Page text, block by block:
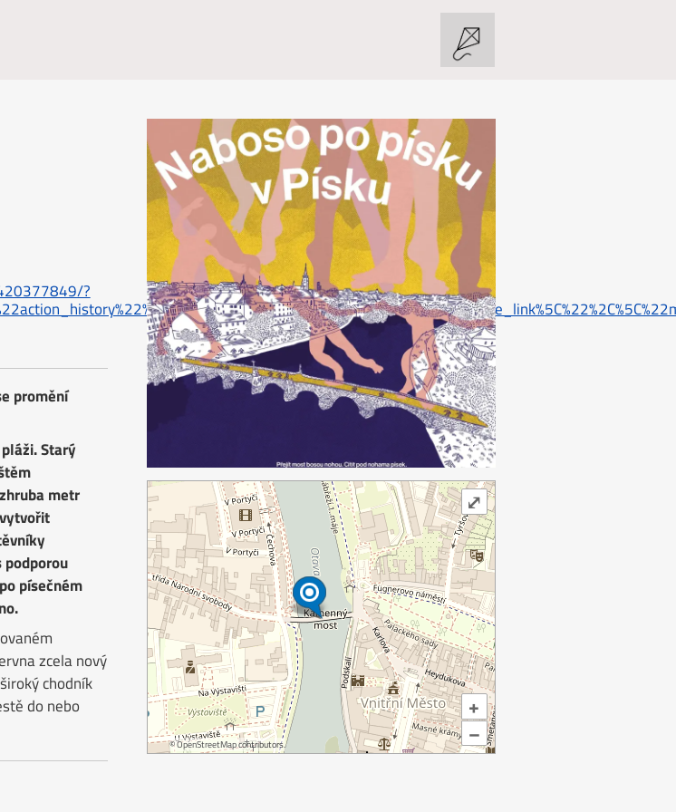
?
promění
Starý
metr
písečném
zcela nový
chodník
do nebo
+
–
©OpenStreetMapcontributors.
⤢